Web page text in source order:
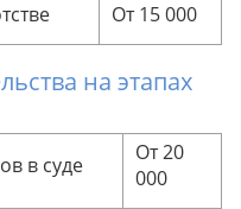
От 15 000
на этапах
в суде
От 20
000